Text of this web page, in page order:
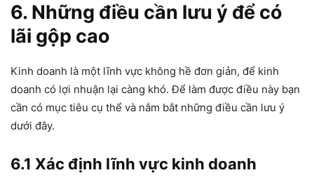
6. Những điều cần lưu ý để có
lãi gộp cao
Kinh doanh là một lĩnh vực không hề đơn giản, để kinh
doanh có lợi nhuận lại càng khó. Để làm được điều này bạn
cần có mục tiêu cụ thể và nắm bắt những điều cần lưu ý
dưới đây.
6.1 Xác định lĩnh vực kinh doanh